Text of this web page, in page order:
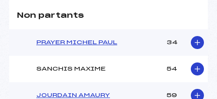
Non partants
PRAYER MICHEL PAUL 34
SANCHIS MAXIME 54
JOURDAIN AMAURY 59